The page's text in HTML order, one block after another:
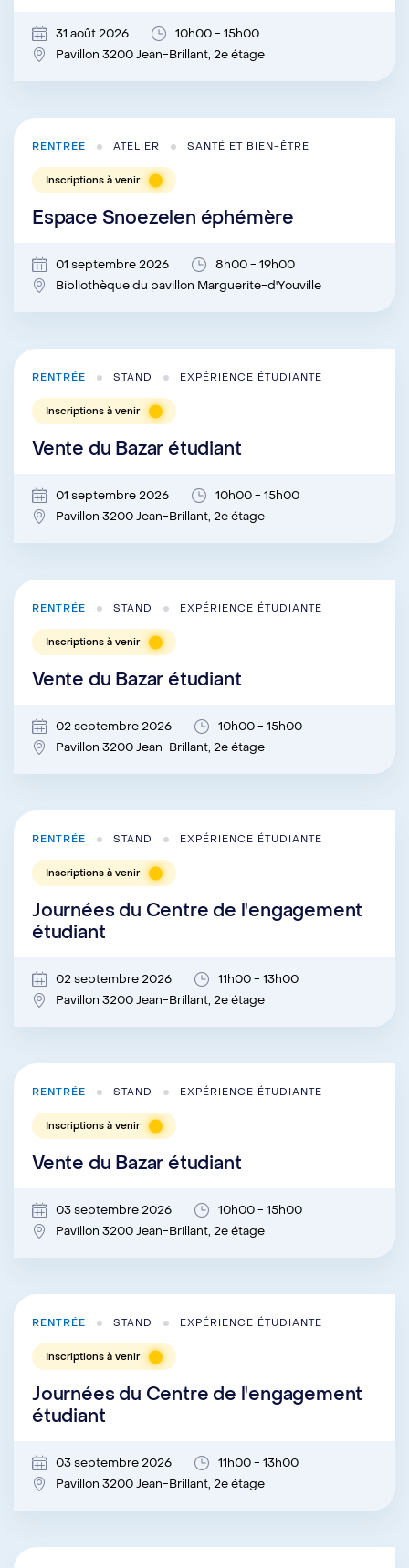
31 août 2026
10h00 - 15h00
Pavillon 3200 Jean-Brillant, 2e étage
RENTRÉE ATELIER SANTÉ ET BIEN-ÊTRE
Inscriptions à venir
Espace Snoezelen éphémère
01 septembre 2026
8h00 - 19h00
Bibliothèque du pavillon Marguerite-d'Youville
RENTRÉE STAND EXPÉRIENCE ÉTUDIANTE
Inscriptions à venir
Vente du Bazar étudiant
01 septembre 2026
10h00 - 15h00
Pavillon 3200 Jean-Brillant, 2e étage
RENTRÉE STAND EXPÉRIENCE ÉTUDIANTE
Inscriptions à venir
Vente du Bazar étudiant
02 septembre 2026
10h00 - 15h00
Pavillon 3200 Jean-Brillant, 2e étage
RENTRÉE STAND EXPÉRIENCE ÉTUDIANTE
Inscriptions à venir
Journées du Centre de l'engagement
étudiant
02 septembre 2026
11h00 - 13h00
Pavillon 3200 Jean-Brillant, 2e étage
RENTRÉE STAND EXPÉRIENCE ÉTUDIANTE
Inscriptions à venir
Vente du Bazar étudiant
03 septembre 2026
10h00 - 15h00
Pavillon 3200 Jean-Brillant, 2e étage
RENTRÉE STAND EXPÉRIENCE ÉTUDIANTE
Inscriptions à venir
Journées du Centre de l'engagement
étudiant
03 septembre 2026
11h00 - 13h00
Pavillon 3200 Jean-Brillant, 2e étage